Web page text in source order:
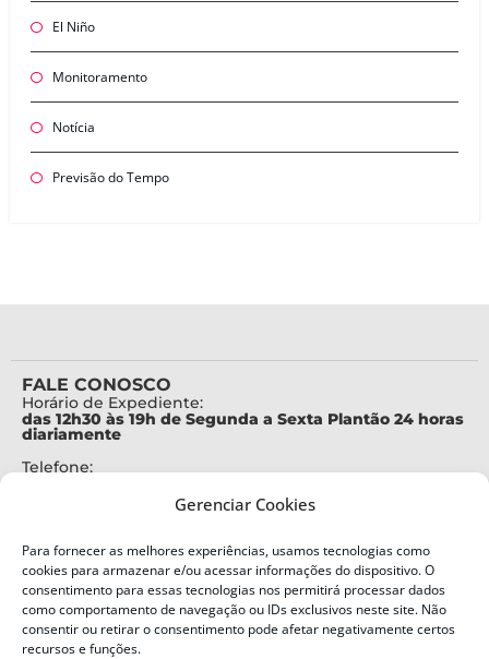
Gerenciar Cookies
Para fornecer as melhores experiências, usamos tecnologias como
cookies para armazenar e/ou acessar informações do dispositivo. O
consentimento para essas tecnologias nos permitirá processar dados
como comportamento de navegação ou IDs exclusivos neste site. Não
consentir ou retirar o consentimento pode afetar negativamente certos
recursos e funções.
El Niño
Monitoramento
Notícia
Previsão do Tempo
FALE CONOSCO
Horário de Expediente:
das 12h30 às 19h de Segunda a Sexta Plantão 24 horas
diariamente
Telefone:
Alertas Defesa Civil:
SMS 40199
ENDEREÇO
Defesa Civil do Estado de Santa Catarina